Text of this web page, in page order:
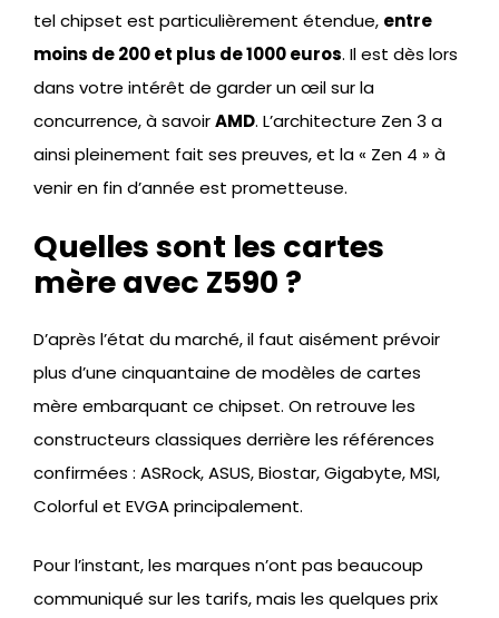
tel chipset est particulièrement étendue, entre
moins de 200 et plus de 1000 euros. Il est dès lors
dans votre intérêt de garder un œil sur la
concurrence, à savoirAMD. L’architecture Zen 3 a
ainsi pleinement fait ses preuves, et la « Zen 4 » à
venir en fin d’année est prometteuse.
Quelles sont les cartes
mère avec Z590 ?
D’après l’état du marché, il faut aisément prévoir
plus d’une cinquantaine de modèles de cartes
mère embarquant ce chipset. On retrouve les
constructeurs classiques derrière les références
confirmées : ASRock, ASUS, Biostar, Gigabyte, MSI,
Colorful et EVGA principalement.
Pour l’instant, les marques n’ont pas beaucoup
communiqué sur les tarifs, mais les quelques prix